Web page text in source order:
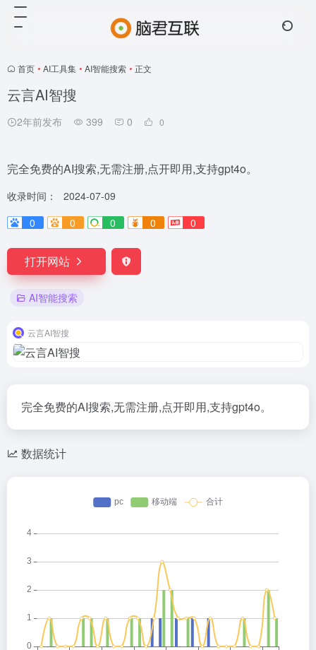
首页 • AI工具集 • AI智能搜索 • 正文
云言AI智搜
2年前发布 399 0 0
完全免费的AI搜索,无需注册,点开即用,支持gpt4o。
收录时间：
2024-07-09
0
0 0 0 0
打开网站
AI智能搜索
云言AI智搜
完全免费的AI搜索,无需注册,点开即用,支持gpt4o。
数据统计